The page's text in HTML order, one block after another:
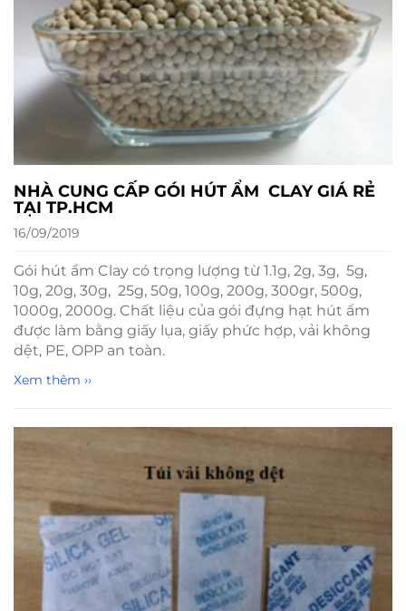
NHÀ CUNG CẤP GÓI HÚT ẨM CLAY GIÁ RẺ
TẠI TP.HCM
16/09/2019
Gói hút ẩm Clay có trọng lượng từ 1.1g, 2g, 3g, 5g,
10g, 20g, 30g, 25g, 50g, 100g, 200g, 300gr, 500g,
1000g, 2000g. Chất liệu của gói đựng hạt hút ẩm
được làm bằng giấy lụa, giấy phức hợp, vải không
dệt, PE, OPP an toàn.
Xem thêm ››